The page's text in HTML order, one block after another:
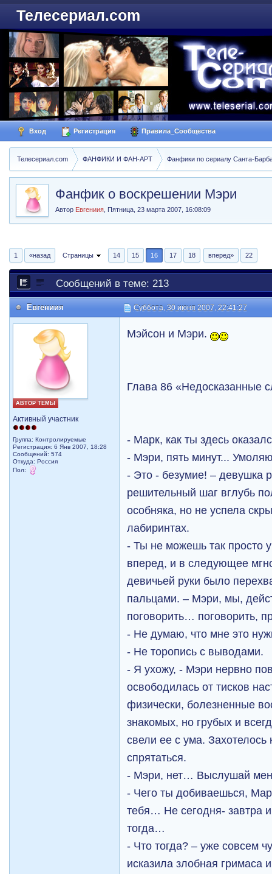
Телесериал.com
Вход Регистрация Правила_Сообщества
Телесериал.com ФАНФИКИ И ФАН-АРТ Фанфики по сериалу Санта-
Фанфик о воскрешении Мэри
Автор Евгениия ,Пятница, 23 марта 2007, 16:08:09
1 «назад Страницы 14 15 16 17 18 вперед» 22
Сообщений в теме: 213
Евгениия Суббота, 30 июня 2007, 22:41:27
АВТОР ТЕМЫ
Активный участник
Группа: Контролируемые
Регистрация: 6 Янв 2007, 18:28
Сообщений: 574
Откуда: Рoccия
Пол:
Мэйсон и Мэри.
Глава 86 «Недосказанные
- Марк, как ты здесь
- Мэри, пять минут...
- Это - безумие! – девушка
решительный шаг вглубь
особняка, но не успела
лабиринтах.
- Ты не можешь так просто
вперед, и в следующее
девичьей руки было
пальцами. – Мэри, мы,
поговорить… поговорить,
- Не думаю, что мне это
- Не торопись с выводами.
- Я ухожу, - Мэри нервно
освободилась от тисков
физически, болезненные
знакомых, но грубых и
свели ее с ума. Захотелось
спрятаться.
- Мэри, нет… Выслушай
- Чего ты добиваешься,
тебя… Не сегодня- завтра
тогда…
- Что тогда? – уже совсем
исказила злобная гримаса